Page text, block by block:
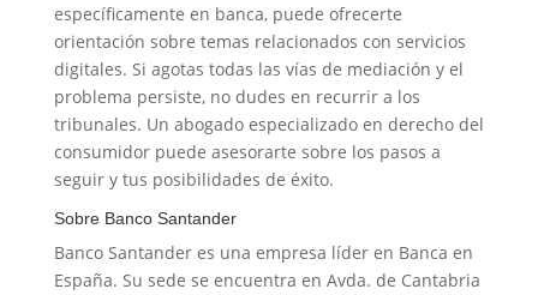
específicamente en banca, puede ofrecerte
orientación sobre temas relacionados con servicios
digitales. Si agotas todas las vías de mediación y el
problema persiste, no dudes en recurrir a los
tribunales. Un abogado especializado en derecho del
consumidor puede asesorarte sobre los pasos a
seguir y tus posibilidades de éxito.
Sobre Banco Santander
Banco Santander es una empresa líder en Banca en
España. Su sede se encuentra en Avda. de Cantabria